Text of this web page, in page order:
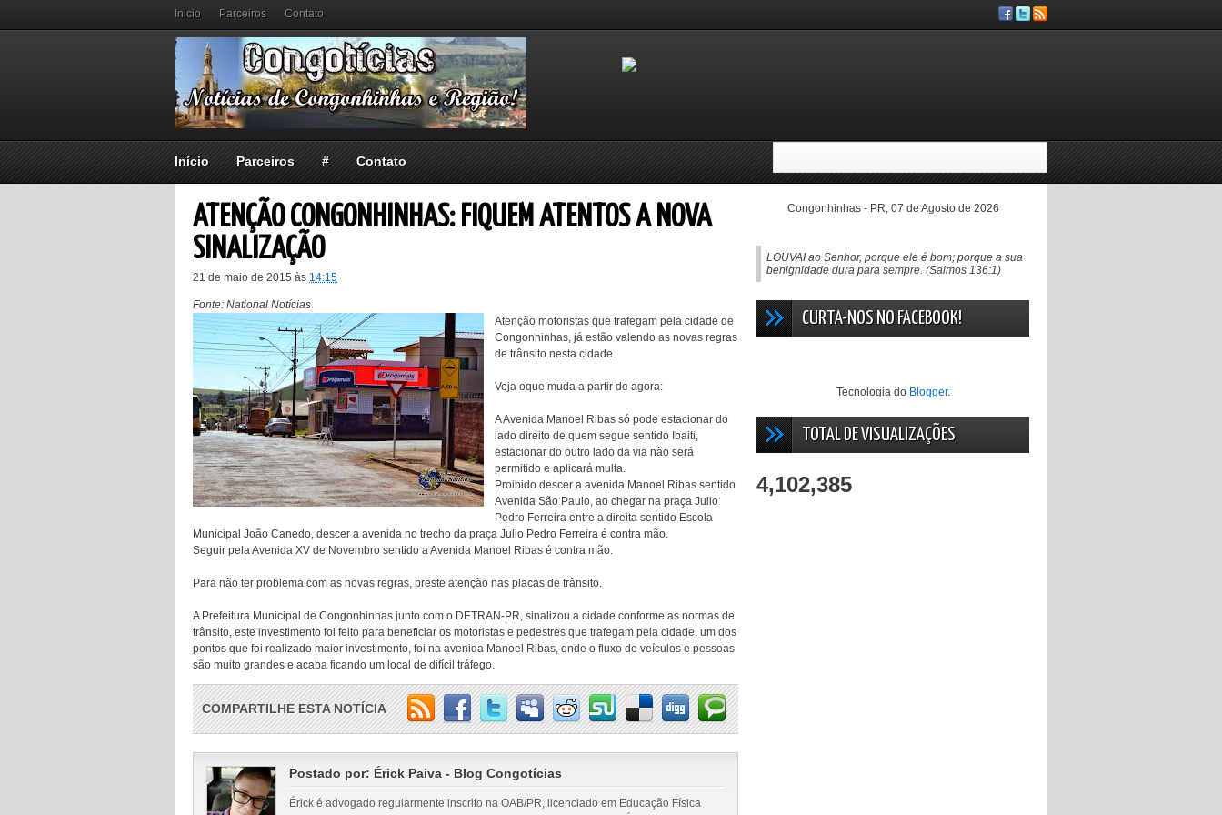
Inicio Parceiros Contato
Início Parceiros # Contato
ATENÇÃO CONGONHINHAS: FIQUEM ATENTOS A NOVA
SINALIZAÇÃO
21 de maio de 2015 às 14:15
Fonte: National Notícias
Atenção motoristas que trafegam pela cidade de
Congonhinhas, já estão valendo as novas regras
de trânsito nesta cidade.
Veja oque muda a partir de agora:
A Avenida Manoel Ribas só pode estacionar do
lado direito de quem segue sentido Ibaiti,
estacionar do outro lado da via não será
permitido e aplicará multa.
Proibido descer a avenida Manoel Ribas sentido
Avenida São Paulo, ao chegar na praça Julio
Pedro Ferreira entre a direita sentido Escola
Municipal João Canedo, descer a avenida no trecho da praça Julio Pedro Ferreira é contra mão.
Seguir pela Avenida XV de Novembro sentido a Avenida Manoel Ribas é contra mão.
Para não ter problema com as novas regras, preste atenção nas placas de trânsito.
A Prefeitura Municipal de Congonhinhas junto com o DETRAN-PR, sinalizou a cidade conforme as normas de
trânsito, este investimento foi feito para beneficiar os motoristas e pedestres que trafegam pela cidade, um dos
pontos que foi realizado maior investimento, foi na avenida Manoel Ribas, onde o fluxo de veículos e pessoas
são muito grandes e acaba ficando um local de difícil tráfego.
COMPARTILHE ESTA NOTÍCIA
Postado por: Érick Paiva - Blog Congotícias
Érick é advogado regularmente inscrito na OAB/PR, licenciado em Educação Física
Congonhinhas - PR, 07 de Agosto de 2026
LOUVAI ao Senhor, porque ele é bom; porque a sua
benignidade dura para sempre. (Salmos 136:1)
CURTA-NOS NO FACEBOOK!
Tecnologia do Blogger.
TOTAL DE VISUALIZAÇÕES
4,102,385